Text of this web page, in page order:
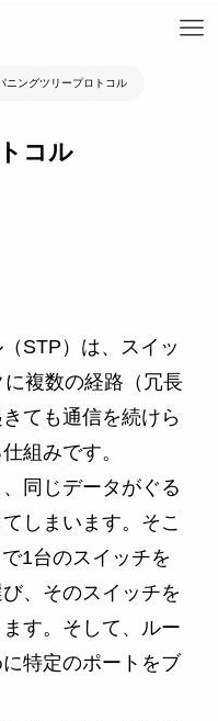
ニングツリープロトコル
コル
STP）は、スイッ
複数の経路（冗長
ても通信を続けら
組みです。
同じデータがぐる
しまいます。そこ
1台のスイッチを
、そのスイッチを
す。そして、ルー
特定のポートをブ